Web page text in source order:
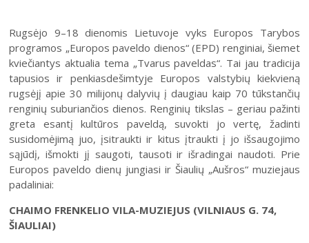
Rugsėjo 9–18 dienomis Lietuvoje vyks Europos Tarybos
programos „Europos paveldo dienos“ (EPD) renginiai, šiemet
kviečiantys aktualia tema „Tvarus paveldas“. Tai jau tradicija
tapusios ir penkiasdešimtyje Europos valstybių kiekvieną
rugsėjį apie 30 milijonų dalyvių į daugiau kaip 70 tūkstančių
renginių suburiančios dienos. Renginių tikslas – geriau pažinti
greta esantį kultūros paveldą, suvokti jo vertę, žadinti
susidomėjimą juo, įsitraukti ir kitus įtraukti į jo išsaugojimo
sąjūdį, išmokti jį saugoti, tausoti ir išradingai naudoti. Prie
Europos paveldo dienų jungiasi ir Šiaulių „Aušros“ muziejaus
padaliniai:
CHAIMO FRENKELIO VILA-MUZIEJUS (VILNIAUS G. 74,
ŠIAULIAI)